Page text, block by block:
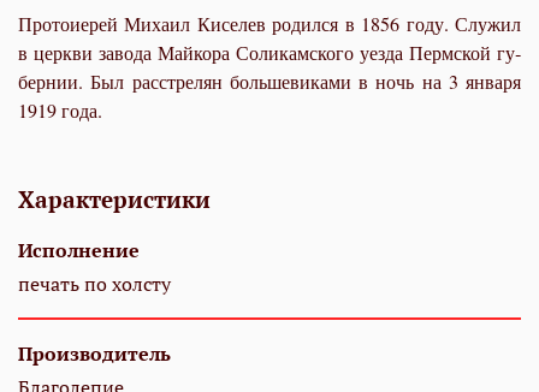
Про­то­и­е­рей Ми­ха­ил Ки­селев ро­дил­ся в 1856 го­ду. Слу­жил
в церк­ви за­во­да Май­ко­ра Со­ли­кам­ско­го уез­да Перм­ской гу­
бер­нии. Был рас­стре­лян боль­ше­ви­ка­ми в ночь на 3 ян­ва­ря
1919 го­да.
Характеристики
Исполнение
печать по холсту
Производитель